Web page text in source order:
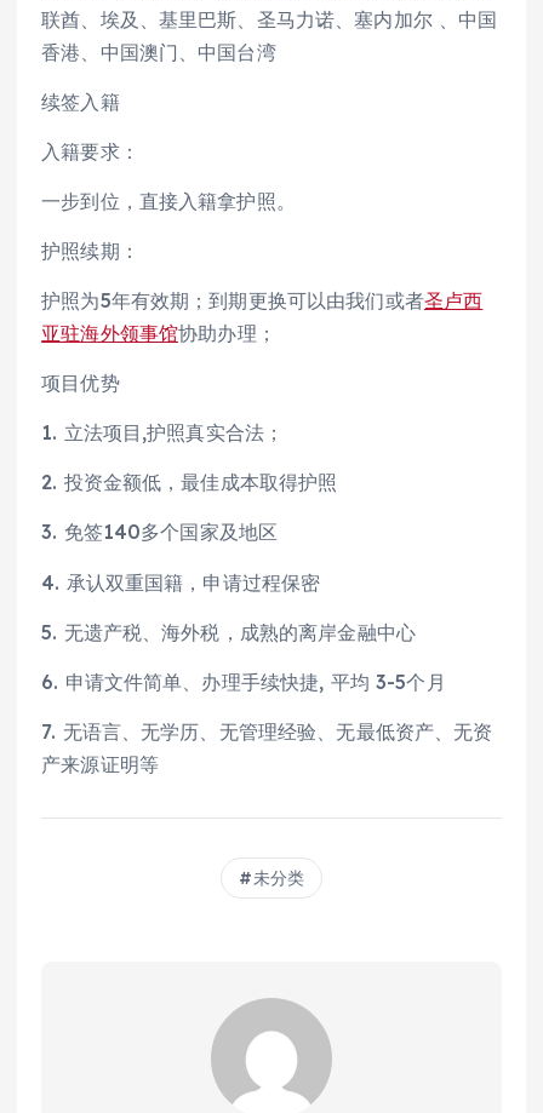
联酋、埃及、基里巴斯、圣马力诺、塞内加尔 、中国
香港、中国澳门、中国台湾
续签入籍
入籍要求：
一步到位，直接入籍拿护照。
护照续期：
护照为5年有效期；到期更换可以由我们或者圣卢西
亚驻海外领事馆协助办理；
项目优势
1. 立法项目,护照真实合法；
2. 投资金额低，最佳成本取得护照
3. 免签140多个国家及地区
4. 承认双重国籍，申请过程保密
5. 无遗产税、海外税，成熟的离岸金融中心
6. 申请文件简单、办理手续快捷, 平均 3-5个月
7. 无语言、无学历、无管理经验、无最低资产、无资
产来源证明等
未分类